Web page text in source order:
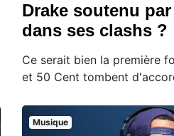
Drake soutenu
dans ses clashs ?
Ce serait bien la première
et 50 Cent tombent
Musique